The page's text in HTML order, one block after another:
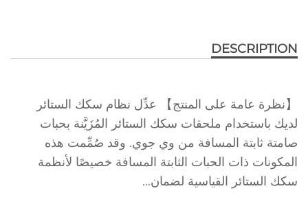
DESCRIPTION
【نظرة عامة على المنتج】 عدِّل نظام سكك الستائر
لديك باستخدام ملحقات سكك الستائر المُزَيَّنة بحبات
صامتة ثابتة المسافة من وي جوي. وقد صُمِّمت هذه
المكونات ذات الحبات الثابتة المسافة خصيصًا لأنظمة
سكك الستائر القياسية لضمان...